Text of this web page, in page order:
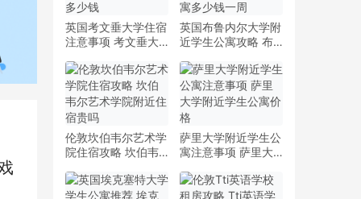
英国考文垂大学住宿
注意事项 考文垂大
少钱
英国布鲁内尔大学附
近学生公寓攻略 布
多少钱一周
伦敦坎伯韦尔艺术学
院住宿攻略 坎伯韦
贵吗
萨里大学附近学生公
寓注意事项 萨里大